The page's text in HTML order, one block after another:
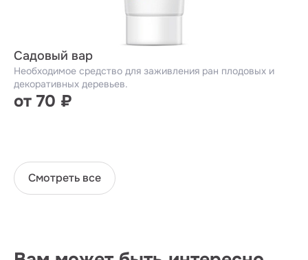
Садовый вар
Необходимое средство для заживления ран плодовых и
декоративных деревьев.
от 70 ₽
Смотреть все